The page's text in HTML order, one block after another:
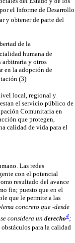
el Informe de Desarrollo
y obtener de parte del
de la
humana de
arbitraria y otros
en la adopción de
(3)
local, regional y
el servicio público de
Comunitaria en
que protegen,
calidad de vida para el
Las redes
con el potencial
resultado del avance
fin; puesto que en el
que le permite a las
concreto que -desde
considera un derecho4;
para la calidad